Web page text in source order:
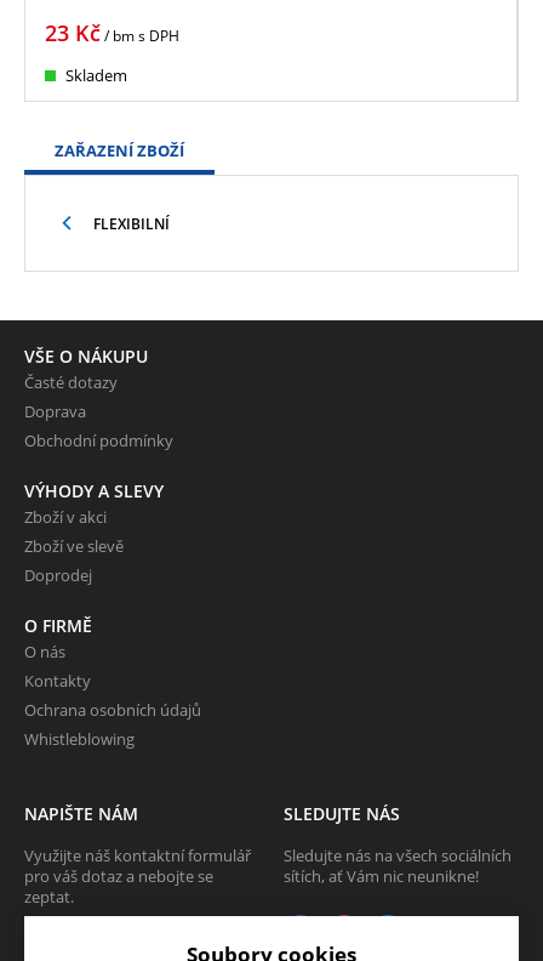
23 Kč/ bms DPH
Skladem
ZAŘAZENÍ ZBOŽÍ
FLEXIBILNÍ
VŠE O NÁKUPU
Časté dotazy
Doprava
Obchodní podmínky
VÝHODY A SLEVY
Zboží v akci
Zboží ve slevě
Doprodej
O FIRMĚ
O nás
Kontakty
Ochrana osobních údajů
Whistleblowing
NAPIŠTE NÁM
Využijte náš kontaktní formulář
pro váš dotaz a nebojte se
zeptat.
SLEDUJTE NÁS
Sledujte nás na všech sociálních
sítích, ať Vám nic neunikne!
Soubory cookies